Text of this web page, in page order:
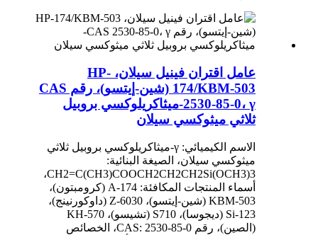
عامل اقتران فينيل سيلان، HP-
174/KBM-503 (شين-إيتسو)، رقم CAS
2530-85-0، γ-ميثاكريلوكسي بروبيل
ثلاثي ميثوكسي سيلان
الاسم الكيميائي: γ-ميثاكريلوكسي بروبيل ثلاثي
ميثوكسي سيلان، الصيغة البنائية:
CH2=C(CH3)COOCH2CH2CH2Si(OCH3)3،
أسماء المنتجات المكافئة: A-174 (كرومبتون)،
KBM-503 (شين-إيتسو)، Z-6030 (داوكورنينج)،
Si-123 (ديجوسا)، S710 (تشيسو)، KH-570
(الصين)، رقم CAS: 2530-85-0، الخصائص